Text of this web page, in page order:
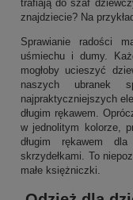
trafiają do szaf
znajdziecie? Na
Sprawianie radości
uśmiechu i dumy.
mogłoby ucieszyć
naszych ubranek
najpraktyczniejszych
długim rękawem.
w jednolitym kolorze,
długim rękawem
skrzydełkami. To
małe księżniczki.